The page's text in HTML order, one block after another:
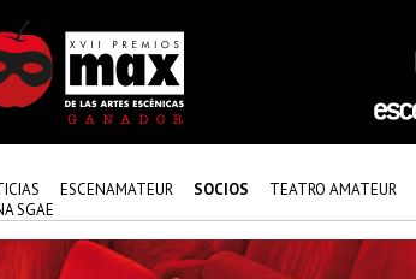
ESCENAMATEUR SOCIOS TEATRO AMATEUR
SGAE